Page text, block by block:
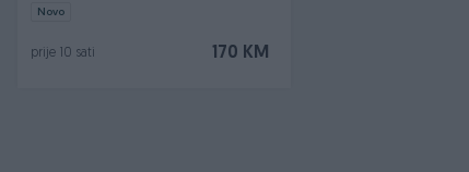
Novo
170 KM
prije 10 sati